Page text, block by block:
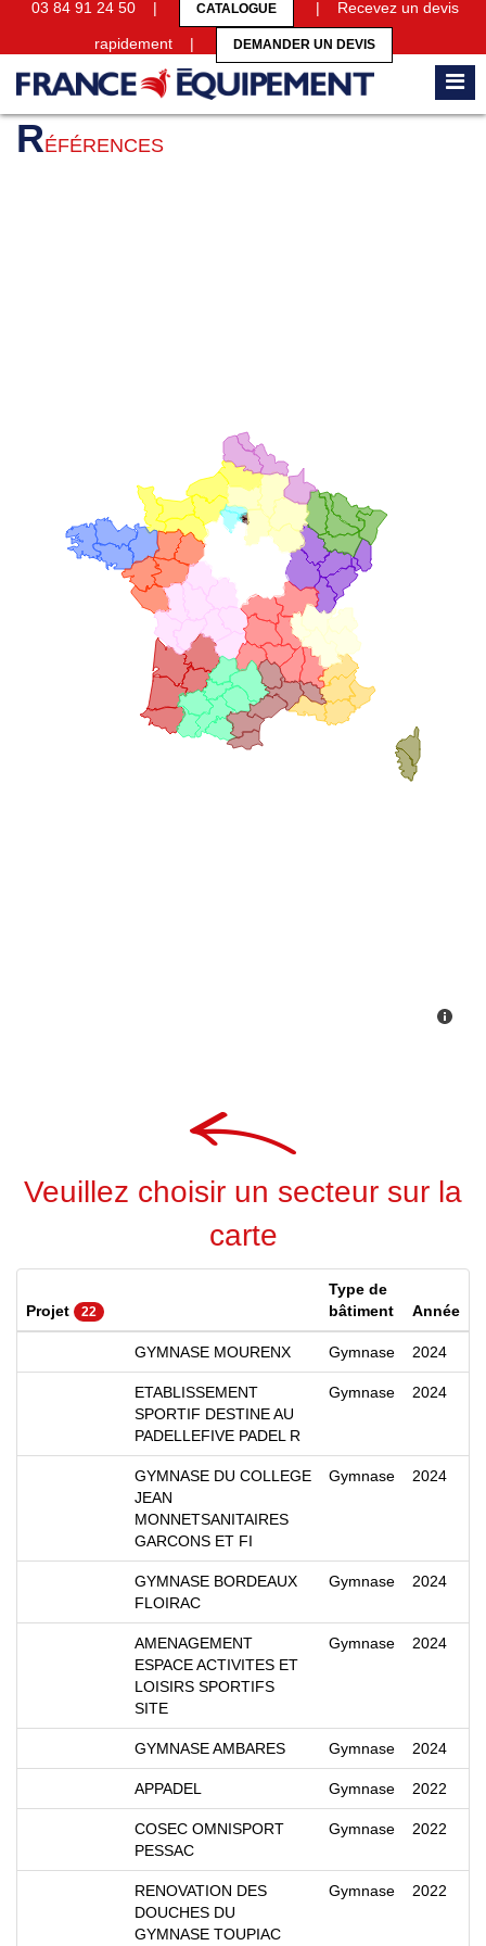
03 84 91 24 50 | CATALOGUE | Recevez un devis
rapidement | DEMANDER UN DEVIS
Accueil Références
RÉFÉRENCES
Veuillez choisir un secteur sur la
carte
Projet 22
Type de
bâtiment
Année
GYMNASE MOURENX Gymnase 2024
ETABLISSEMENT
SPORTIF DESTINE AU
PADELLEFIVE PADEL R
Gymnase 2024
GYMNASE DU COLLEGE
JEAN
MONNETSANITAIRES
GARCONS ET FI
Gymnase 2024
GYMNASE BORDEAUX
FLOIRAC
Gymnase 2024
AMENAGEMENT
ESPACE ACTIVITES ET
LOISIRS SPORTIFS
SITE
Gymnase 2024
GYMNASE AMBARES Gymnase 2024
APPADEL Gymnase 2022
COSEC OMNISPORT
PESSAC
Gymnase 2022
RENOVATION DES
DOUCHES DU
GYMNASE TOUPIAC
Gymnase 2022